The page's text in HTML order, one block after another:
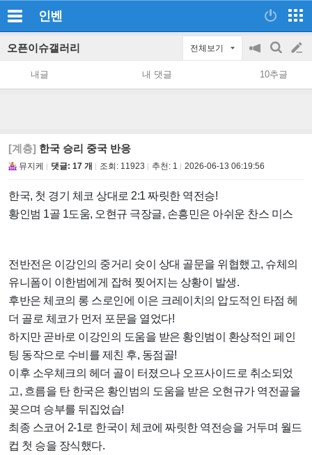
인벤
오픈이슈갤러리 전체보기
공
지
on/off
검
색
글
쓰
내글 내 댓글 10추글
[계층] 한국 승리 중국 반응
뮤지케 댓글: 17 개 조회: 11923 추천: 1 2026-06-13 06:19:56
한국, 첫 경기 체코 상대로 2:1 짜릿한 역전승!
황인범 1골 1도움, 오현규 극장글, 손흥민은 아쉬운 찬스 미스
전반전은 이강인의 중거리 슛이 상대 골문을 위협했고, 슈체의
유니폼이 이한범에게 잡혀 찢어지는 상황이 발생.
후반은 체코의 롱 스로인에 이은 크레이치의 압도적인 타점 헤
더 골로 체코가 먼저 포문을 열었다!
하지만 곧바로 이강인의 도움을 받은 황인범이 환상적인 페인
팅 동작으로 수비를 제친 후, 동점골!
이후 소우체크의 헤더 골이 터졌으나 오프사이드로 취소되었
고, 흐름을 탄 한국은 황인범의 도움을 받은 오현규가 역전골을
꽂으며 승부를 뒤집었습!
최종 스코어 2-1로 한국이 체코에 짜릿한 역전승을 거두며 월드
컵 첫 승을 장식했다.